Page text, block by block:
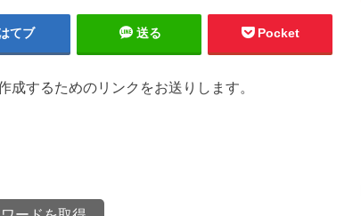
てブ 送る Pocket
するためのリンクをお送りします。